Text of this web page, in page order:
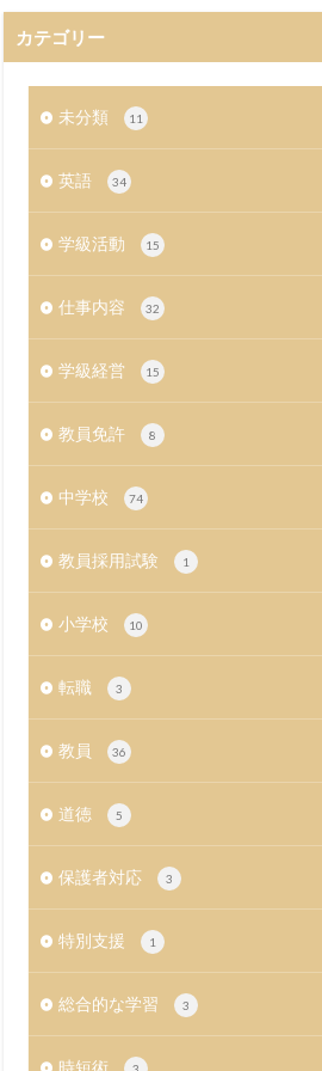
カテゴリー
未分類 11
英語 34
学級活動 15
仕事内容 32
学級経営 15
教員免許 8
中学校 74
教員採用試験 1
小学校 10
転職 3
教員 36
道徳 5
保護者対応 3
特別支援 1
総合的な学習 3
時短術 3